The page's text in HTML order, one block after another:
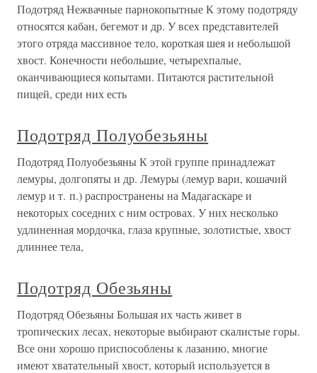
Подотряд Нежвачные парнокопытные К этому подотряду
относятся кабан, бегемот и др. У всех представителей
этого отряда массивное тело, короткая шея и небольшой
хвост. Конечности небольшие, четырехпалые,
оканчивающиеся копытами. Питаются растительной
пищей, среди них есть
Подотряд Полуобезьяны
Подотряд Полуобезьяны К этой группе принадлежат
лемуры, долгопяты и др. Лемуры (лемур вари, кошачий
лемур и т. п.) распространены на Мадагаскаре и
некоторых соседних с ним островах. У них несколько
удлиненная мордочка, глаза крупные, золотистые, хвост
длиннее тела,
Подотряд Обезьяны
Подотряд Обезьяны Большая их часть живет в
тропических лесах, некоторые выбирают скалистые горы.
Все они хорошо приспособлены к лазанию, многие
имеют хватательный хвост, который используется в